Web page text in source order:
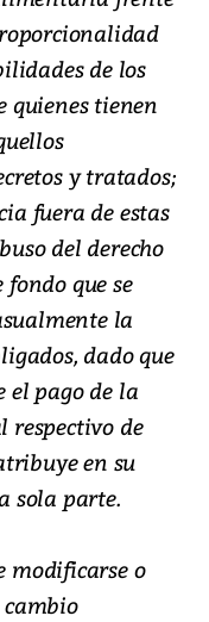
de los
quienes tienen
y tratados;
fuera de estas
del derecho
que se
la
dado que
el pago de la
respectivo de
en su
sola parte.
modificarse o
cambio